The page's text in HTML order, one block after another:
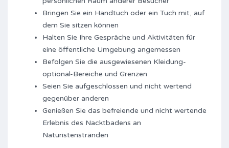
Bringen Sie ein Handtuch oder ein Tuch mit, auf
dem Sie sitzen können
Halten Sie Ihre Gespräche und Aktivitäten für
eine öffentliche Umgebung angemessen
Befolgen Sie die ausgewiesenen Kleidung-
optional-Bereiche und Grenzen
Seien Sie aufgeschlossen und nicht wertend
gegenüber anderen
Genießen Sie das befreiende und nicht wertende
Erlebnis des Nacktbadens an
Naturistenstränden